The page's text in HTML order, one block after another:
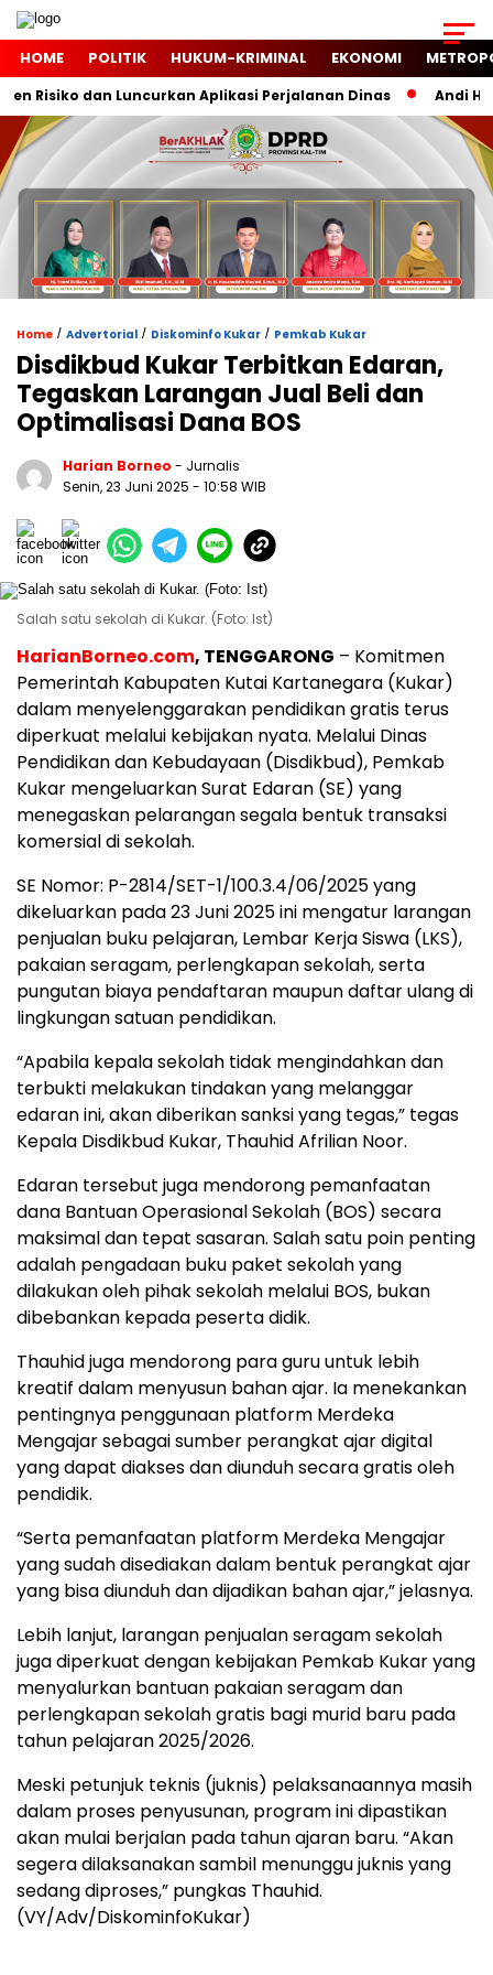
HOME POLITIK HUKUM-KRIMINAL EKONOMI
Risiko dan Luncurkan Aplikasi Perjalanan Dinas Andi
Home / Advertorial / Diskominfo Kukar / Pemkab Kukar
Disdikbud Kukar Terbitkan Edaran,
Tegaskan Larangan Jual Beli dan
Optimalisasi Dana BOS
Harian Borneo - Jurnalis
Senin, 23 Juni 2025 - 10:58 WIB
Salah satu sekolah di Kukar. (Foto: Ist)
HarianBorneo.com, TENGGARONG – Komitmen
Pemerintah Kabupaten Kutai Kartanegara (Kukar)
dalam menyelenggarakan pendidikan gratis terus
diperkuat melalui kebijakan nyata. Melalui Dinas
Pendidikan dan Kebudayaan (Disdikbud), Pemkab
Kukar mengeluarkan Surat Edaran (SE) yang
menegaskan pelarangan segala bentuk transaksi
komersial di sekolah.
SE Nomor: P-2814/SET-1/100.3.4/06/2025 yang
dikeluarkan pada 23 Juni 2025 ini mengatur larangan
penjualan buku pelajaran, Lembar Kerja Siswa (LKS),
pakaian seragam, perlengkapan sekolah, serta
pungutan biaya pendaftaran maupun daftar ulang di
lingkungan satuan pendidikan.
“Apabila kepala sekolah tidak mengindahkan dan
terbukti melakukan tindakan yang melanggar
edaran ini, akan diberikan sanksi yang tegas,” tegas
Kepala Disdikbud Kukar, Thauhid Afrilian Noor.
Edaran tersebut juga mendorong pemanfaatan
dana Bantuan Operasional Sekolah (BOS) secara
maksimal dan tepat sasaran. Salah satu poin penting
adalah pengadaan buku paket sekolah yang
dilakukan oleh pihak sekolah melalui BOS, bukan
dibebankan kepada peserta didik.
Thauhid juga mendorong para guru untuk lebih
kreatif dalam menyusun bahan ajar. Ia menekankan
pentingnya penggunaan platform Merdeka
Mengajar sebagai sumber perangkat ajar digital
yang dapat diakses dan diunduh secara gratis oleh
pendidik.
“Serta pemanfaatan platform Merdeka Mengajar
yang sudah disediakan dalam bentuk perangkat ajar
yang bisa diunduh dan dijadikan bahan ajar,” jelasnya.
Lebih lanjut, larangan penjualan seragam sekolah
juga diperkuat dengan kebijakan Pemkab Kukar yang
menyalurkan bantuan pakaian seragam dan
perlengkapan sekolah gratis bagi murid baru pada
tahun pelajaran 2025/2026.
Meski petunjuk teknis (juknis) pelaksanaannya masih
dalam proses penyusunan, program ini dipastikan
akan mulai berjalan pada tahun ajaran baru. “Akan
segera dilaksanakan sambil menunggu juknis yang
sedang diproses,” pungkas Thauhid.
(VY/Adv/DiskominfoKukar)